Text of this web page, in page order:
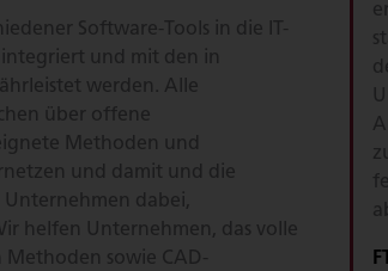
Software-Tools in die IT-
integriert und mit den in
werden. Alle
über offene
Methoden und
und damit und die
dabei,
helfen Unternehmen, das volle
sowie CAD-